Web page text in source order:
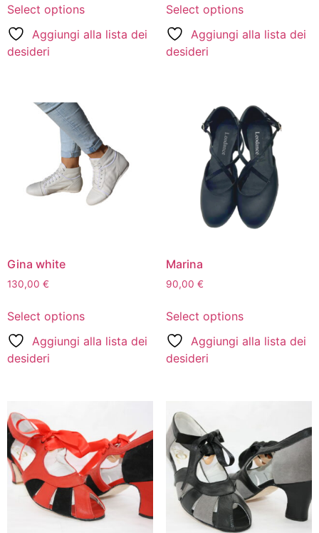
Select options
Aggiungi alla lista dei
desideri
Select options
Aggiungi alla lista dei
desideri
Gina white
130,00 €
Select options
Aggiungi alla lista dei
desideri
Marina
90,00 €
Select options
Aggiungi alla lista dei
desideri